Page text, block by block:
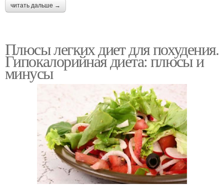
читать дальше →
Плюсы легких диет для похудения.
Гипокалорийная диета: плюсы и
минусы